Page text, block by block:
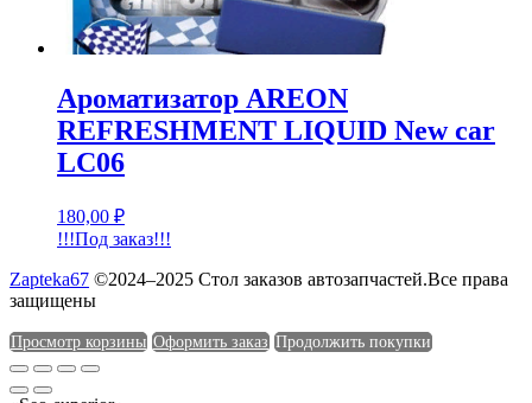
Ароматизатор AREON
REFRESHMENT LIQUID New car
LC06
180,00 ₽
!!!Под заказ!!!
Zapteka67 ©2024–2025 Стол заказов автозапчастей.Все права
защищены
Просмотр корзины Оформить заказ Продолжить покупки